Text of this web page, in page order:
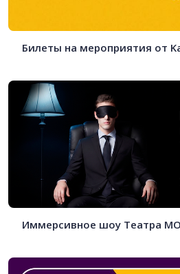
Билеты на мероприятия от
Иммерсивное шоу Театра